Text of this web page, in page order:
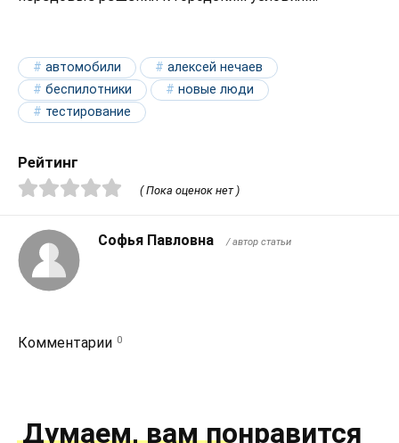
автомобили
алексей нечаев
беспилотники
новые люди
тестирование
Рейтинг
( Пока оценок нет )
Софья Павловна / автор статьи
Комментарии 0
Думаем, вам понравится